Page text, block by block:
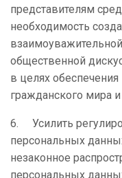
представителям
необходимость
общественной
в целях
гражданского мира
6. Усилить
персональных
незаконное
персональных